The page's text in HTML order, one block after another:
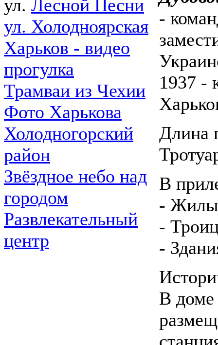
ул. Лесной Песни
ул. Холодноярская
Харьков - видео
прогулка
Трамваи из Чехии
Фото Харькова
Холодногорский
район
Звёздное небо над
городом
Развлекательный
центр
-
1937 -
Длина
В
-
-
-
В